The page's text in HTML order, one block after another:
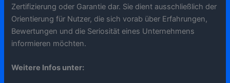
Zertifizierung oder Garantie dar. Sie dient ausschließlich der
Orientierung für Nutzer, die sich vorab über Erfahrungen,
Bewertungen und die Seriosität eines Unternehmens
informieren möchten.
Weitere Infos unter: